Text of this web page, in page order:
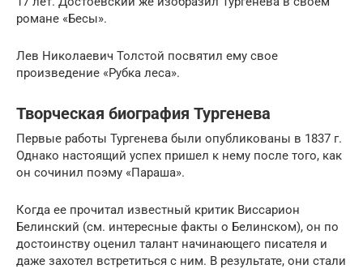
романе «Бесы».
Лев Николаевич Толстой посвятил ему свое
произведение «Рубка леса».
Творческая биография Тургенева
Первые работы Тургенева были опубликованы в 1837 г.
Однако настоящий успех пришел к нему после того, как
он сочинил поэму «Параша».
Когда ее прочитал известный критик Виссарион
Белинский (см. интересные факты о Белинском), он по
достоинству оценил талант начинающего писателя и
даже захотел встретиться с ним. В результате, они стали